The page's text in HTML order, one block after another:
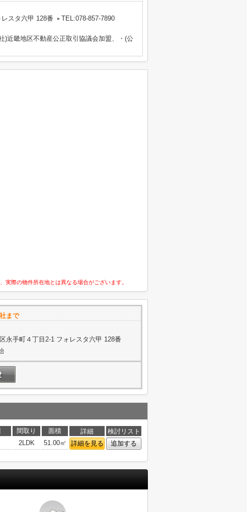
スタ六甲 128番
TEL:078-857-7890
)近畿地区不動産公正取引協議会加盟、・(公
際の物件所在地とは異なる場合がございます。
まで
永手町４丁目2-1 フォレスタ六甲 128番
間取り 面積 詳細
検討リスト
2LDK 51.00㎡ 詳細を見る 追加する